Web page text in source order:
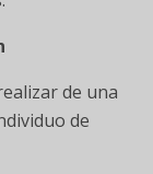
de una
de